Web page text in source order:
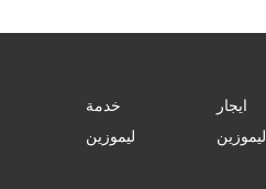
ايجار
ليموزين
خدمة
ليموزين